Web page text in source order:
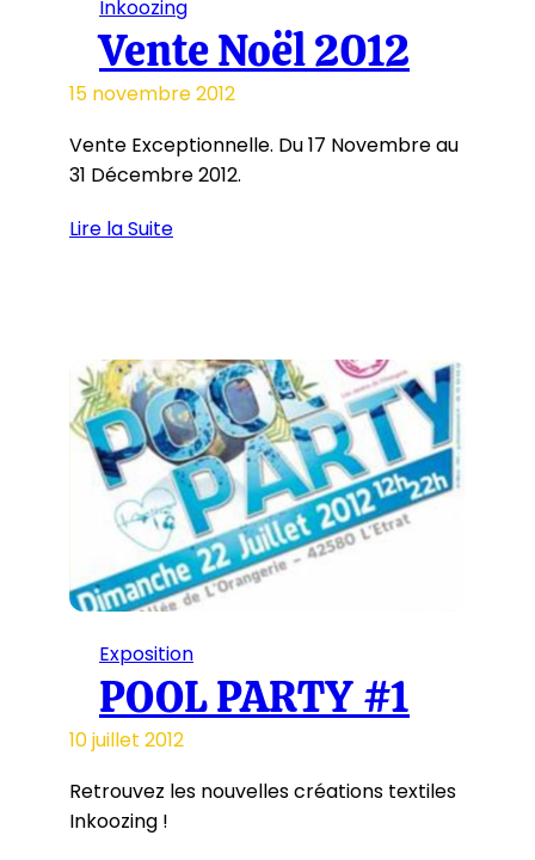
Inkoozing
Vente Noël 2012
15 novembre 2012
Vente Exceptionnelle. Du 17 Novembre au
31 Décembre 2012.
Lire la Suite
Exposition
POOL PARTY #1
10 juillet 2012
Retrouvez les nouvelles créations textiles
Inkoozing !